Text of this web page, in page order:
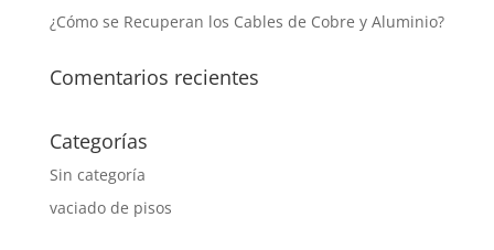
¿Cómo se Recuperan los Cables de Cobre y Aluminio?
Comentarios recientes
Categorías
Sin categoría
vaciado de pisos